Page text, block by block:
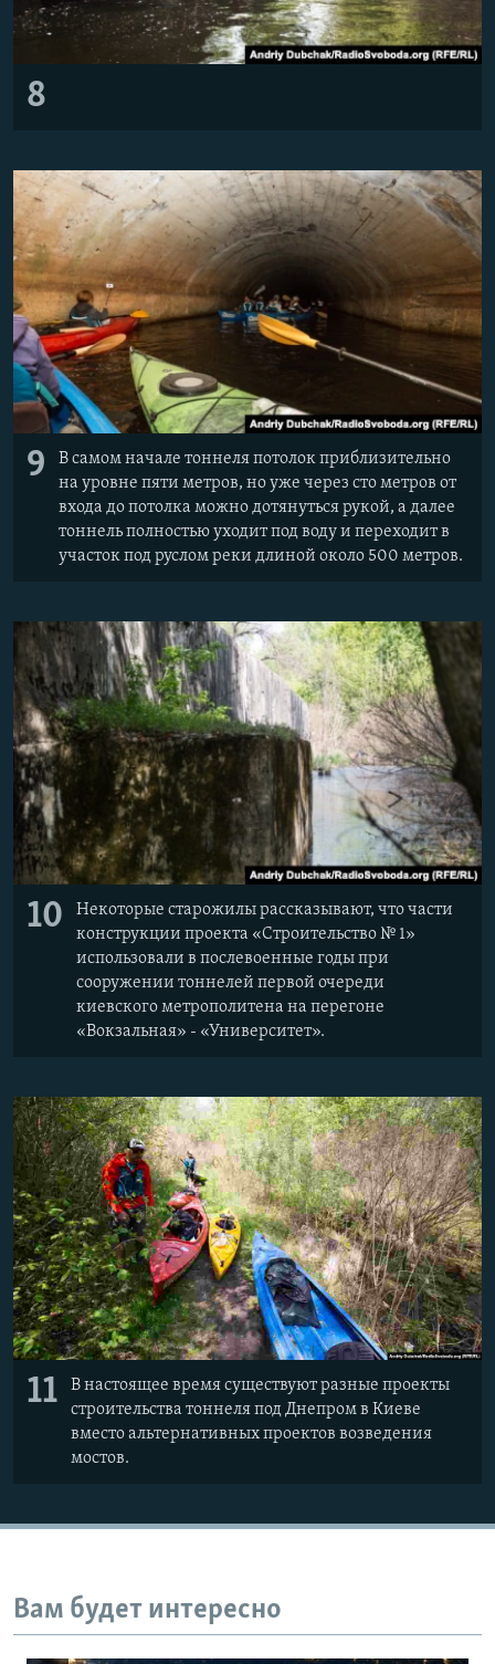
8
9
В самом начале тоннеля потолок приблизительно
на уровне пяти метров, но уже через сто метров от
входа до потолка можно дотянуться рукой, а далее
тоннель полностью уходит под воду и переходит в
участок под руслом реки длиной около 500 метров.
10
Некоторые старожилы рассказывают, что части
конструкции проекта «Строительство № 1»
использовали в послевоенные годы при
сооружении тоннелей первой очереди
киевского метрополитена на перегоне
«Вокзальная» - «Университет».
11
В настоящее время существуют разные проекты
строительства тоннеля под Днепром в Киеве
вместо альтернативных проектов возведения
мостов.
Вам будет интересно